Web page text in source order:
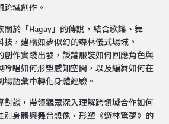
跨域創作。
關於「Hagay」的傳說，結合歌謠、舞
技，建構如夢似幻的森林儀式場域。
創作實踐出發，談論服裝如何回應角色與
吟唱如何形塑感知空間，以及編舞如何在
場語彙中轉化身體經驗。
對談，帶領觀眾深入理解跨領域合作如何
別身體與舞台想像，形塑《遊林驚夢》的